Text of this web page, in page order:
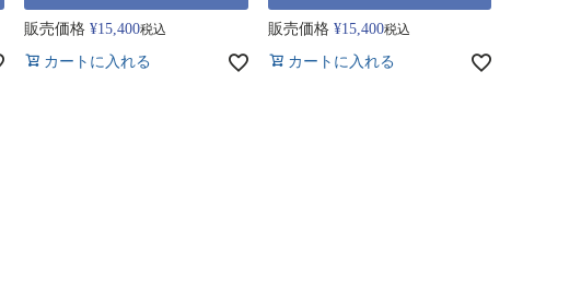
販売価格 ¥15,400税込
カートに入れる
販売価格 ¥15,400税込
カートに入れる